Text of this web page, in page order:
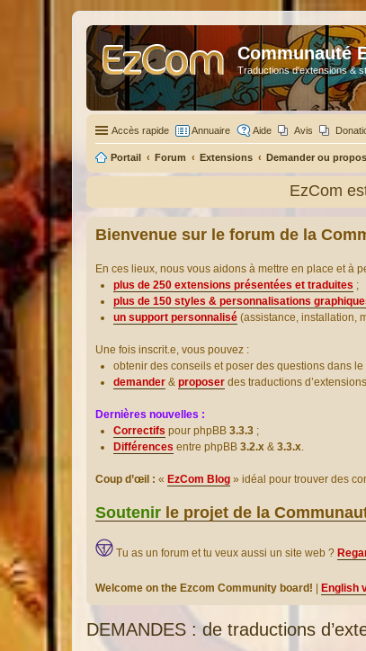
Communauté
Traductions d'extensions &
Accès rapide Annuaire Aide Avis
Portail Forum Extensions Demander ou
EzCom
Bienvenue sur le forum de la
En ces lieux, nous vous aidons à mettre en place et à
plus de 250 extensions présentées et traduites ;
plus de 150 styles & personnalisations
un support personnalisé (assistance, installation,
Une fois inscrit.e, vous pouvez :
obtenir des conseils et poser des questions dans le
demander & proposer des traductions
Dernières nouvelles :
Correctifs pour phpBB 3.3.3 ;
Différences entre phpBB 3.2.x & 3.3.x.
Coup d’œil : « EzCom Blog » idéal pour trouver des
Soutenir le projet de la
Tu as un forum et tu veux aussi un site web ?
Welcome on the Ezcom Community board! English
DEMANDES : de traductions